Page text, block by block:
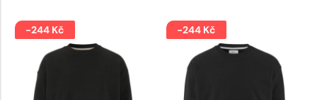
-244 Kč -244 Kč